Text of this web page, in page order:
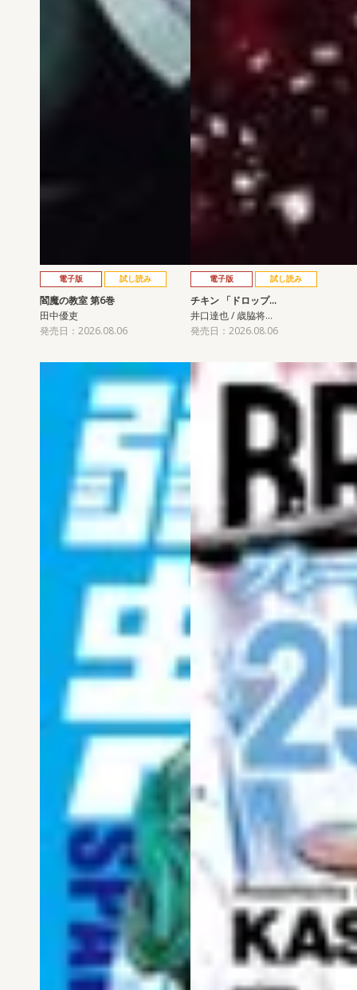
電子版 試し読み
閻魔の教室 第6巻
田中優吏
発売日：2026.08.06
電子版 試し読み
チキン 「ドロップ…
井口達也 / 歳脇将…
発売日：2026.08.06